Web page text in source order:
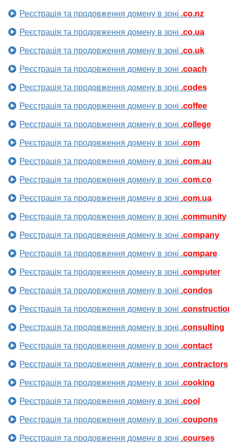
Реєстрація та продовження домену в зоні .co.nz
Реєстрація та продовження домену в зоні .co.ua
Реєстрація та продовження домену в зоні .co.uk
Реєстрація та продовження домену в зоні .coach
Реєстрація та продовження домену в зоні .codes
Реєстрація та продовження домену в зоні .coffee
Реєстрація та продовження домену в зоні .college
Реєстрація та продовження домену в зоні .com
Реєстрація та продовження домену в зоні .com.au
Реєстрація та продовження домену в зоні .com.co
Реєстрація та продовження домену в зоні .com.ua
Реєстрація та продовження домену в зоні .community
Реєстрація та продовження домену в зоні .company
Реєстрація та продовження домену в зоні .compare
Реєстрація та продовження домену в зоні .computer
Реєстрація та продовження домену в зоні .condos
Реєстрація та продовження домену в зоні
Реєстрація та продовження домену в зоні .consulting
Реєстрація та продовження домену в зоні .contact
Реєстрація та продовження домену в зоні .contractors
Реєстрація та продовження домену в зоні .cooking
Реєстрація та продовження домену в зоні .cool
Реєстрація та продовження домену в зоні .coupons
Реєстрація та продовження домену в зоні .courses